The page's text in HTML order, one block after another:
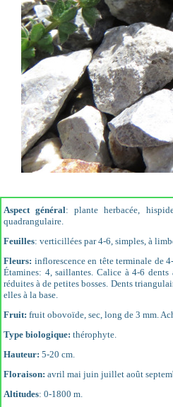
Aspect général: plante herbacée,
quadrangulaire.
Feuilles: verticillées par 4-6, simples, à
Fleurs: inflorescence en tête terminale de
Étamines: 4, saillantes. Calice à 4-6 dents
réduites à de petites bosses. Dents
elles à la base.
Fruit: fruit obovoïde, sec, long de 3 mm.
Type biologique: thérophyte.
Hauteur: 5-20 cm.
Floraison: avril mai juin juillet août
Altitudes: 0-1800 m.